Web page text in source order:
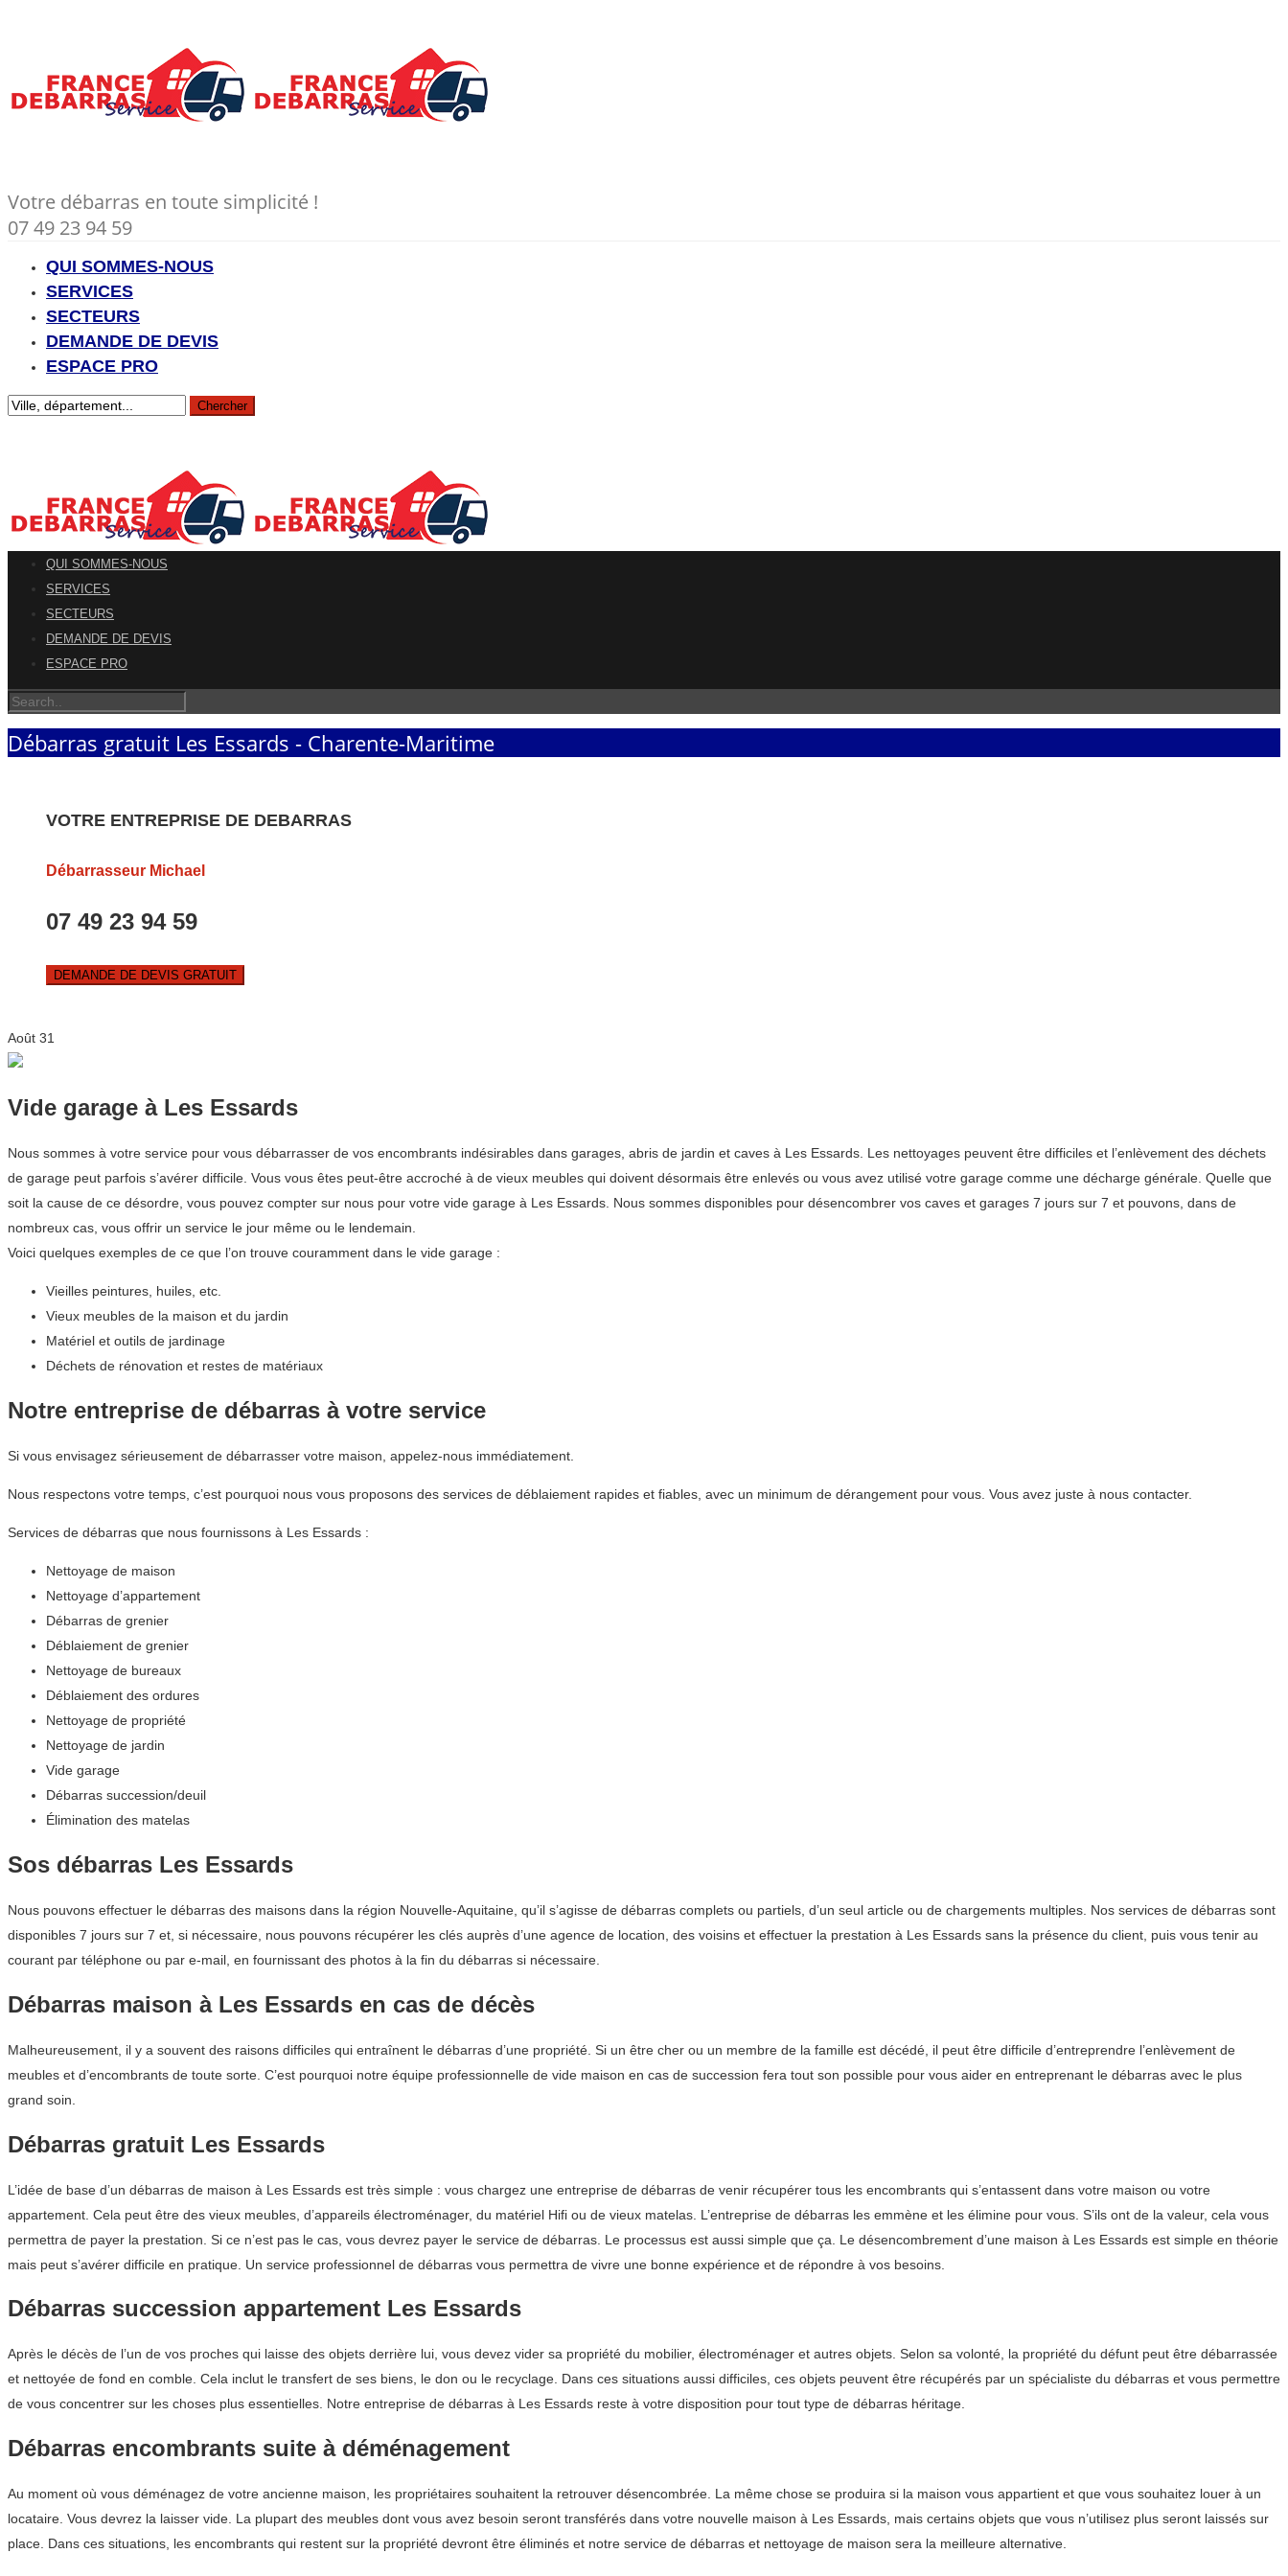
Votre débarras en toute simplicité !
07 49 23 94 59
QUI SOMMES-NOUS
SERVICES
SECTEURS
DEMANDE DE DEVIS
ESPACE PRO
QUI SOMMES-NOUS
SERVICES
SECTEURS
DEMANDE DE DEVIS
ESPACE PRO
Débarras gratuit Les Essards - Charente-Maritime
VOTRE ENTREPRISE DE DEBARRAS
Débarrasseur Michael
07 49 23 94 59
DEMANDE DE DEVIS GRATUIT
Août 31
Vide garage à Les Essards
Nous sommes à votre service pour vous débarrasser de vos encombrants indésirables dans garages, abris de jardin et caves à Les Essards. Les nettoyages peuvent être difficiles et l’enlèvement des déchets
de garage peut parfois s’avérer difficile. Vous vous êtes peut-être accroché à de vieux meubles qui doivent désormais être enlevés ou vous avez utilisé votre garage comme une décharge générale. Quelle que
soit la cause de ce désordre, vous pouvez compter sur nous pour votre vide garage à Les Essards. Nous sommes disponibles pour désencombrer vos caves et garages 7 jours sur 7 et pouvons, dans de
nombreux cas, vous offrir un service le jour même ou le lendemain.
Voici quelques exemples de ce que l’on trouve couramment dans le vide garage :
Vieilles peintures, huiles, etc.
Vieux meubles de la maison et du jardin
Matériel et outils de jardinage
Déchets de rénovation et restes de matériaux
Notre entreprise de débarras à votre service
Si vous envisagez sérieusement de débarrasser votre maison, appelez-nous immédiatement.
Nous respectons votre temps, c’est pourquoi nous vous proposons des services de déblaiement rapides et fiables, avec un minimum de dérangement pour vous. Vous avez juste à nous contacter.
Services de débarras que nous fournissons à Les Essards :
Nettoyage de maison
Nettoyage d’appartement
Débarras de grenier
Déblaiement de grenier
Nettoyage de bureaux
Déblaiement des ordures
Nettoyage de propriété
Nettoyage de jardin
Vide garage
Débarras succession/deuil
Élimination des matelas
Sos débarras Les Essards
Nous pouvons effectuer le débarras des maisons dans la région Nouvelle-Aquitaine, qu’il s’agisse de débarras complets ou partiels, d’un seul article ou de chargements multiples. Nos services de débarras sont
disponibles 7 jours sur 7 et, si nécessaire, nous pouvons récupérer les clés auprès d’une agence de location, des voisins et effectuer la prestation à Les Essards sans la présence du client, puis vous tenir au
courant par téléphone ou par e-mail, en fournissant des photos à la fin du débarras si nécessaire.
Débarras maison à Les Essards en cas de décès
Malheureusement, il y a souvent des raisons difficiles qui entraînent le débarras d’une propriété. Si un être cher ou un membre de la famille est décédé, il peut être difficile d’entreprendre l’enlèvement de
meubles et d’encombrants de toute sorte. C’est pourquoi notre équipe professionnelle de vide maison en cas de succession fera tout son possible pour vous aider en entreprenant le débarras avec le plus
grand soin.
Débarras gratuit Les Essards
L’idée de base d’un débarras de maison à Les Essards est très simple : vous chargez une entreprise de débarras de venir récupérer tous les encombrants qui s’entassent dans votre maison ou votre
appartement. Cela peut être des vieux meubles, d’appareils électroménager, du matériel Hifi ou de vieux matelas. L’entreprise de débarras les emmène et les élimine pour vous. S’ils ont de la valeur, cela vous
permettra de payer la prestation. Si ce n’est pas le cas, vous devrez payer le service de débarras. Le processus est aussi simple que ça. Le désencombrement d’une maison à Les Essards est simple en théorie
mais peut s’avérer difficile en pratique. Un service professionnel de débarras vous permettra de vivre une bonne expérience et de répondre à vos besoins.
Débarras succession appartement Les Essards
Après le décès de l’un de vos proches qui laisse des objets derrière lui, vous devez vider sa propriété du mobilier, électroménager et autres objets. Selon sa volonté, la propriété du défunt peut être débarrassée
et nettoyée de fond en comble. Cela inclut le transfert de ses biens, le don ou le recyclage. Dans ces situations aussi difficiles, ces objets peuvent être récupérés par un spécialiste du débarras et vous permettre
de vous concentrer sur les choses plus essentielles. Notre entreprise de débarras à Les Essards reste à votre disposition pour tout type de débarras héritage.
Débarras encombrants suite à déménagement
Au moment où vous déménagez de votre ancienne maison, les propriétaires souhaitent la retrouver désencombrée. La même chose se produira si la maison vous appartient et que vous souhaitez louer à un
locataire. Vous devrez la laisser vide. La plupart des meubles dont vous avez besoin seront transférés dans votre nouvelle maison à Les Essards, mais certains objets que vous n’utilisez plus seront laissés sur
place. Dans ces situations, les encombrants qui restent sur la propriété devront être éliminés et notre service de débarras et nettoyage de maison sera la meilleure alternative.